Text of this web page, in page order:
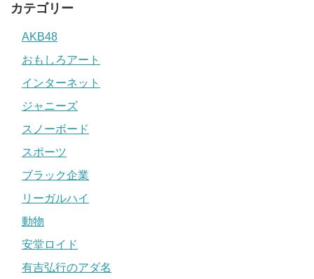
カテゴリー
AKB48
おもしろアート
インターネット
ジャニーズ
スノーボード
スポーツ
ブラック企業
リーガルハイ
動物
安堂ロイド
有吉弘行のアダ名